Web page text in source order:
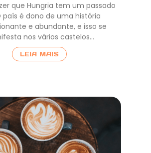
que Hungria tem um passado
país é dono de uma história
e abundante, e isso se
nos vários castelos…
LEIA MAIS